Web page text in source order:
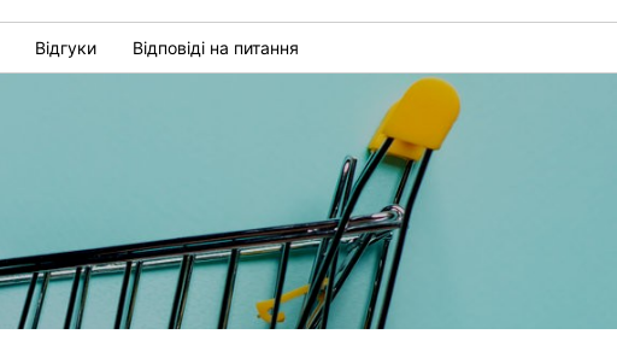
Відгуки Відповіді на питання